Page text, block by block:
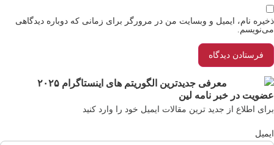
نام، ایمیل و وبسایت من در مرورگر برای زمانی که دوباره دیدگاهی
در خبر نامه لین
اطلاع از جدید ترین مقالات ایمیل خود را وارد کنید